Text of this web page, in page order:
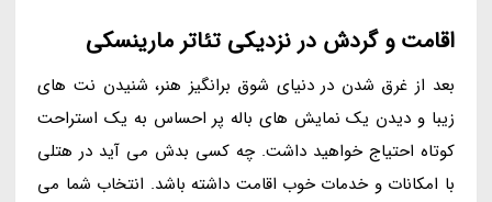
اقامت و گردش در نزدیکی تئاتر مارینسکی
بعد از غرق شدن در دنیای شوق برانگیز هنر، شنیدن نت های
زیبا و دیدن یک نمایش های باله پر احساس به یک استراحت
کوتاه احتیاج خواهید داشت. چه کسی بدش می آید در هتلی
با امکانات و خدمات خوب اقامت داشته باشد. انتخاب شما می